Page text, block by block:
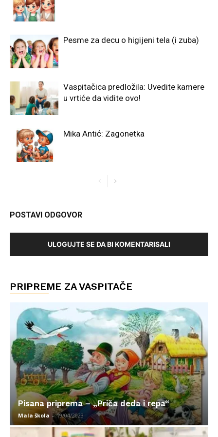
Pesme za decu o higijeni tela (i zuba)
Vaspitačica predložila: Uvedite kamere
u vrtiće da vidite ovo!
Mika Antić: Zagonetka
POSTAVI ODGOVOR
ULOGUJTE SE DA BI KOMENTARISALI
PRIPREME ZA VASPITAČE
Pisana priprema – „Priča deda i repa“
Mala škola - 19/04/2023